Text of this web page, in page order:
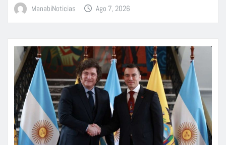
ManabiNoticias Ago 7, 2026